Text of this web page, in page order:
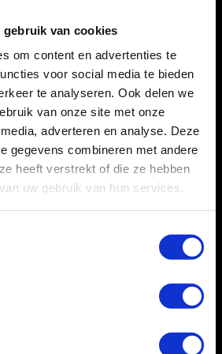
gebruik van cookies
om content en advertenties te
voor social media te bieden
te analyseren. Ook delen we
van onze site met onze
adverteren en analyse. Deze
gegevens combineren met andere
heeft verstrekt of die ze hebben
uw gebruik van hun services.